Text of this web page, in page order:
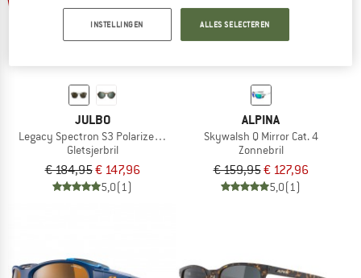
JULBO
Legacy Spectron S3 Polarized (VLT 11%)
Gletsjerbril
€ 184,95€ 147,96
5,0(1)
ALPINA
Skywalsh Q Mirror Cat. 4
Zonnebril
€ 159,95€ 127,96
5,0(1)
INSTELLINGEN ALLES SELECTEREN